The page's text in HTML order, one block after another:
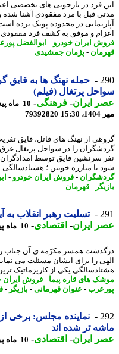
فرد در بازجویی های تخصصی اعتراف
قبل با مرد مفقودی آشنا شده و او
در محدوده پونک برده است.
و موفق به کشف فرد مفقودی
ایران خودرو-ابوالفضل پورعرب
-پژمان جمشیدی
حمله نهنگ ها به قایق
پرتغال (فیلم)
ایران- فرهنگی-
79392820
از نهنگ های قاتل، قایق تفریحی
را در سواحل پرتغال غرق
سرنشین قایق توسط امدادگران به
تا مبارزه خونین ؛ هشتادسالگی ...
- فروش ایران خودرو-
-قهرمان
تسلیت رهبر انقلاب به آیت
ایران- اقتصادی-10 ماه پیش - دوشنبه 7 مهر 1404، 15:30
همسر مکرّمه ی آن جناب را
را برای ایشان مسئلت می نمایم. -
یکی از کاریزماتیک ترین
های قاره پیما-فروش ایران
- عنوان قهرمانی-بازیگر-
نماینده مجلس: برخی از
تر شده اند
ایران- اقتصادی-10 ماه پیش - دوشنبه 7 مهر 1404، 15:30